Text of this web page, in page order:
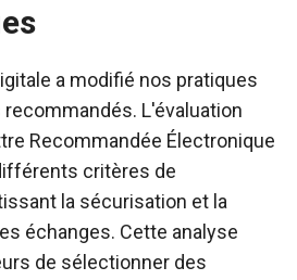
a modifié nos pratiques
L'évaluation
Recommandée Électronique
critères de
la sécurisation et la
échanges. Cette analyse
de sélectionner des